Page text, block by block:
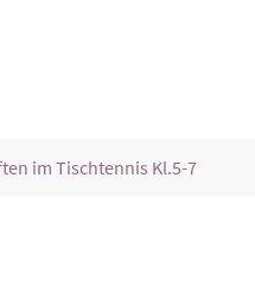
im Tischtennis Kl.5-7